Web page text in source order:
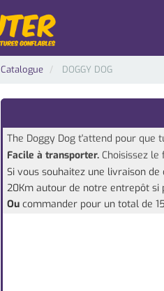
Catalogue DOGGY DOG
The Doggy Dog t'attend pour que
Facile à transporter. Choisissez
Si vous souhaitez une livraison de
20Km autour de notre entrepôt si
Ou commander pour un total de